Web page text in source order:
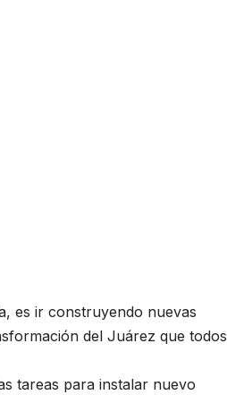
es ir construyendo nuevas
del Juárez que todos
tareas para instalar nuevo